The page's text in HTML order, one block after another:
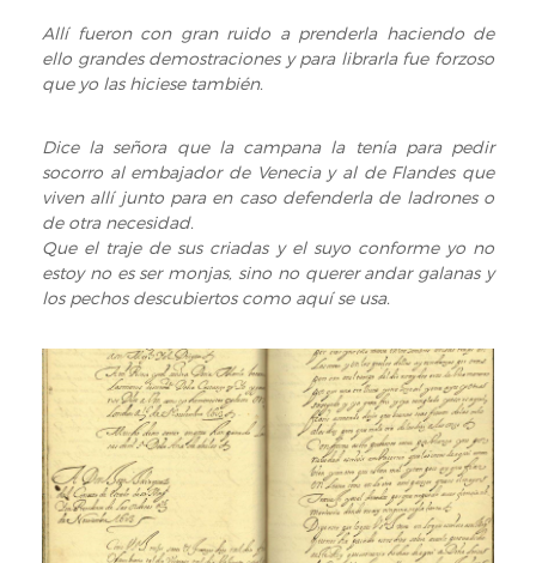
Allí fueron con gran ruido a prenderla haciendo de
ello grandes demostraciones y para librarla fue forzoso
que yo las hiciese también.
Dice la señora que la campana la tenía para pedir
socorro al embajador de Venecia y al de Flandes que
viven allí junto para en caso defenderla de ladrones o
de otra necesidad.
Que el traje de sus criadas y el suyo conforme yo no
estoy no es ser monjas, sino no querer andar galanas y
los pechos descubiertos como aquí se usa.